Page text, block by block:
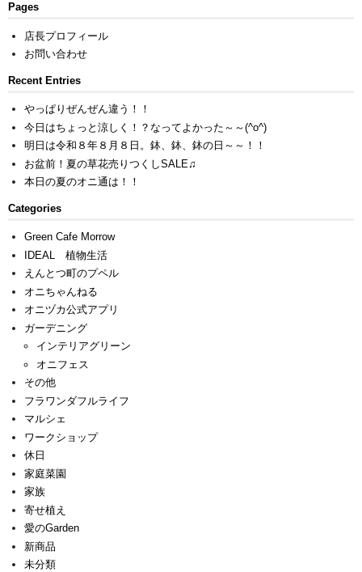
Pages
店長プロフィール
お問い合わせ
Recent Entries
やっぱりぜんぜん違う！！
今日はちょっと涼しく！？なってよかった～～(^o^)
明日は令和８年８月８日。鉢、鉢、鉢の日～～！！
お盆前！夏の草花売りつくしSALE♫
本日の夏のオニ通は！！
Categories
Green Cafe Morrow
IDEAL 植物生活
えんとつ町のプペル
オニちゃんねる
オニヅカ公式アプリ
ガーデニング
インテリアグリーン
オニフェス
その他
フラワンダフルライフ
マルシェ
ワークショップ
休日
家庭菜園
家族
寄せ植え
愛のGarden
新商品
未分類